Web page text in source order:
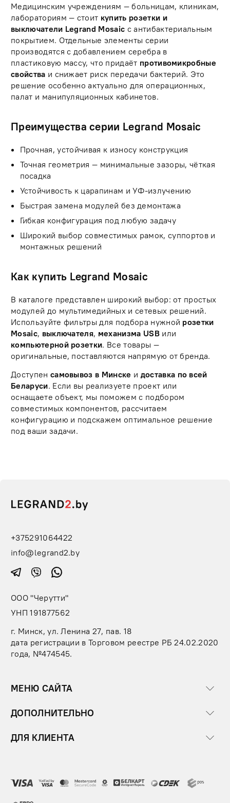
Медицинским учреждениям — больницам, клиникам,
лабораториям — стоит купить розетки и
выключатели Legrand Mosaic с антибактериальным
покрытием. Отдельные элементы серии
производятся с добавлением серебра в
пластиковую массу, что придаёт противомикробные
свойства и снижает риск передачи бактерий. Это
решение особенно актуально для операционных,
палат и манипуляционных кабинетов.
Преимущества серии Legrand Mosaic
Прочная, устойчивая к износу конструкция
Точная геометрия — минимальные зазоры, чёткая
посадка
Устойчивость к царапинам и УФ-излучению
Быстрая замена модулей без демонтажа
Гибкая конфигурация под любую задачу
Широкий выбор совместимых рамок, суппортов и
монтажных решений
Как купить Legrand Mosaic
В каталоге представлен широкий выбор: от простых
модулей до мультимедийных и сетевых решений.
Используйте фильтры для подбора нужной розетки
Mosaic, выключателя, механизма USBили
компьютерной розетки. Все товары —
оригинальные, поставляются напрямую от бренда.
Доступен самовывоз в Минске и доставка по всей
Беларуси. Если вы реализуете проект или
оснащаете объект, мы поможем с подбором
совместимых компонентов, рассчитаем
конфигурацию и подскажем оптимальное решение
под ваши задачи.
+375291064422
info@legrand2.by
ООО "Черутти"
УНП 191877562
г. Минск, ул. Ленина 27, пав. 18
дата регистрации в Торговом реестре РБ 24.02.2020
года, №474545.
МЕНЮ САЙТА
ДОПОЛНИТЕЛЬНО
ДЛЯ КЛИЕНТА